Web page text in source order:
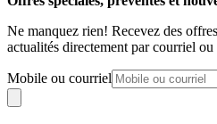
Ne manquez rien! Recevez des
actualités directement par courriel ou
Mobile ou courriel